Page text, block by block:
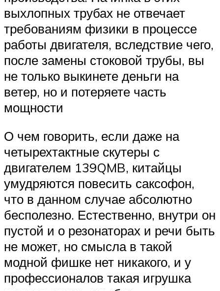
выхлопных трубах не отвечает
требованиям физики в процессе
работы двигателя, вследствие чего,
после замены стоковой трубы, вы
не только выкинете деньги на
ветер, но и потеряете часть
мощности
О чем говорить, если даже на
четырехтактные скутеры с
двигателем 139QMB, китайцы
умудряются повесить саксофон,
что в данном случае абсолютно
бесполезно. Естественно, внутри он
пустой и о резонаторах и речи быть
не может, но смысла в такой
модной фишке нет никакого, и у
профессионалов такая игрушка